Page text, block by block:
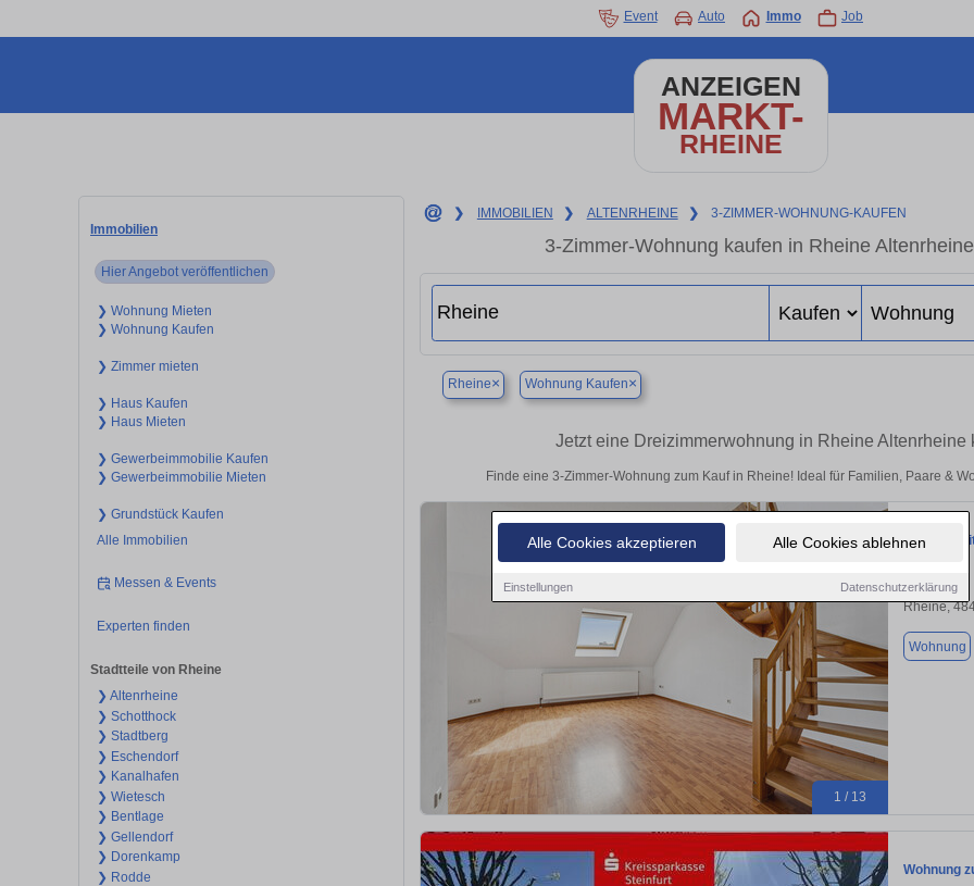
Alle Cookies akzeptieren Alle Cookies ablehnen
Einstellungen Datenschutzerklärung
Event Auto Immo Job
ANZEIGEN
MARKT-
RHEINE
Immobilien
Hier Angebot veröffentlichen
❯ Wohnung Mieten
❯ Wohnung Kaufen
❯ Zimmer mieten
❯ Haus Kaufen
❯ Haus Mieten
❯ Gewerbeimmobilie Kaufen
❯ Gewerbeimmobilie Mieten
❯ Grundstück Kaufen
Alle Immobilien
Messen & Events
Experten finden
Stadtteile von Rheine
❯ Altenrheine
❯ Schotthock
❯ Stadtberg
❯ Eschendorf
❯ Kanalhafen
❯ Wietesch
❯ Bentlage
❯ Gellendorf
❯ Dorenkamp
❯ Rodde
❯ IMMOBILIEN ❯ ALTENRHEINE ❯ 3-ZIMMER-WOHNUNG-KAUFEN
3-Zimmer-Wohnung kaufen in Rheine
Rheine× Wohnung Kaufen×
Jetzt eine Dreizimmerwohnung in Rheine
Finde eine 3-Zimmer-Wohnung zum Kauf in Rheine! Ideal für Familien, Paare &
1 / 13
Wohnen
Rheine,
Wohnung
Wohnung